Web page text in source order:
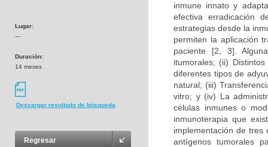
Lugar:
---
Duración:
14 meses
Descargar resultado de búsqueda
Regresar
inmune innato y
efectiva erradicación
estrategias desde la
permiten la aplicación
paciente [2, 3].
itumorales; (ii)
diferentes tipos de
natural; (iii)
vitro; y (iv) La
células inmunes o
inmunoterapia que
implementación de
antígenos tumorales